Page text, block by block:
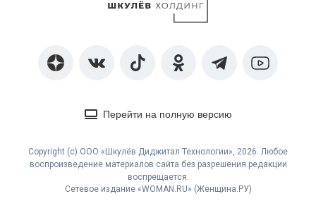
Перейти на полную версию
Copyright (с) ООО «Шкулёв Диджитал Технологии», 2026. Любое
воспроизведение материалов сайта без разрешения редакции
воспрещается.
Сетевое издание «WOMAN.RU» (Женщина.РУ)